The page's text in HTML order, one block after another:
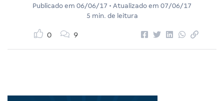
Publicado em 06/06/17 • Atualizado em 07/06/17
5 min. de leitura
0 9